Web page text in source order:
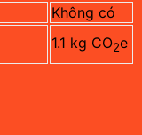
Không có
1.1 kg CO2e